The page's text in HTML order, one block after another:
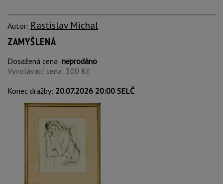
Autor: Rastislav Michal
ZAMYŠLENÁ
Dosažená cena: neprodáno
Vyvolávací cena: 300 Kč
Konec dražby: 20.07.2026 20:00 SELČ